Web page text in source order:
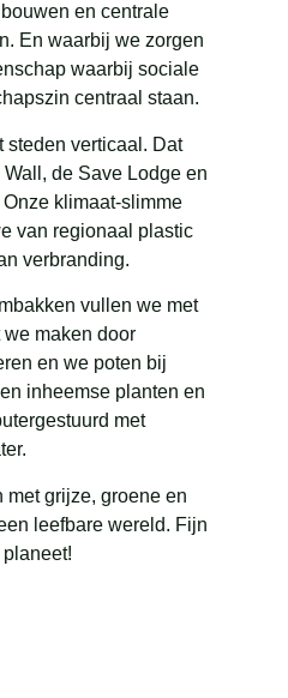
en centrale
En waarbij we zorgen
waarbij sociale
centraal staan.
steden verticaal. Dat
de Save Lodge en
klimaat-slimme
van regionaal plastic
verbranding.
vullen we met
maken door
en we poten bij
inheemse planten en
met
grijze, groene en
leefbare wereld. Fijn